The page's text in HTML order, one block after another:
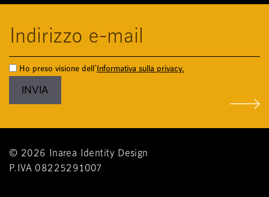
Ho preso visione dell'Informativa sulla privacy.
© 2026 Inarea Identity Design
P.IVA 08225291007